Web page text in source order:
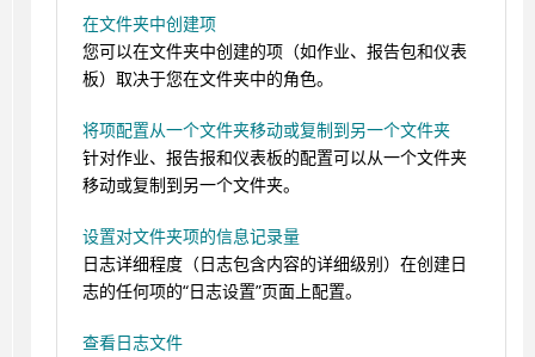
在文件夹中创建项
您可以在文件夹中创建的项（如作业、报告包和仪表
板）取决于您在文件夹中的角色。
将项配置从一个文件夹移动或复制到另一个文件夹
针对作业、报告报和仪表板的配置可以从一个文件夹
移动或复制到另一个文件夹。
设置对文件夹项的信息记录量
日志详细程度（日志包含内容的详细级别）在创建日
志的任何项的“日志设置”页面上配置。
查看日志文件